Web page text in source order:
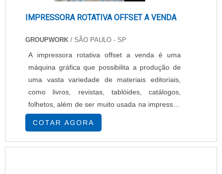
IMPRESSORA ROTATIVA OFFSET A VENDA
GROUPWORK / SÃO PAULO - SP
A impressora rotativa offset a venda é uma
máquina gráfica que possibilita a produção de
uma vasta variedade de materiais editoriais,
como livros, revistas, tablóides, catálogos,
folhetos, além de ser muito usada na impressão
de jornais. Desse modo, é indicada para
impressos comerciais de alto
volume.VANTAGENS E ESPECIFICAÇÕES DA
COTAR AGORA